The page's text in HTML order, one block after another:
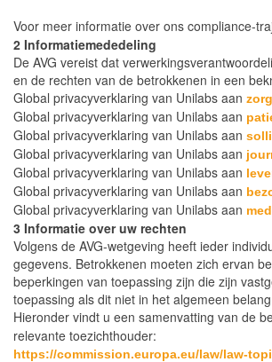
Voor meer informatie over ons compliance-
2 Informatiemededeling
De AVG vereist dat
en de rechten van de betrokkenen in een
Global privacyverklaring van Unilabs aan
Global privacyverklaring van Unilabs aan
Global privacyverklaring van Unilabs aan
Global privacyverklaring van Unilabs aan
Global privacyverklaring van Unilabs aan
Global privacyverklaring van Unilabs aan
Global privacyverklaring van Unilabs aan
3 Informatie over uw rechten
Volgens de AVG-wetgeving heeft ieder
gegevens. Betrokkenen moeten zich ervan
beperkingen van toepassing zijn die zijn
toepassing als dit niet in het algemeen
Hieronder vindt u een samenvatting van de
relevante toezichthouder:
https://commission.europa.eu/law/law-